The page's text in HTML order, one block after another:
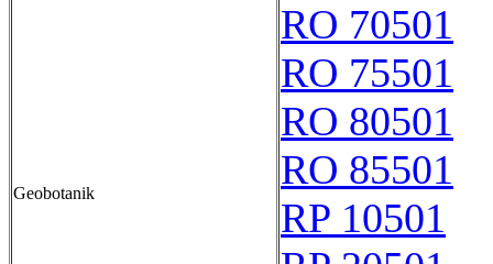
Geobotanik
RO 70501
RO 75501
RO 80501
RO 85501
RP 10501